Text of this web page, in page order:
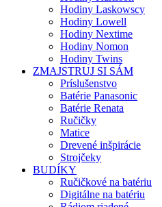
Hodiny Laskowscy
Hodiny Lowell
Hodiny Nextime
Hodiny Nomon
Hodiny Twins
ZMAJSTRUJ SI SÁM
Príslušenstvo
Batérie Panasonic
Batérie Renata
Ručičky
Matice
Drevené inšpirácie
Strojčeky
BUDÍKY
Ručičkové na batériu
Digitálne na batériu